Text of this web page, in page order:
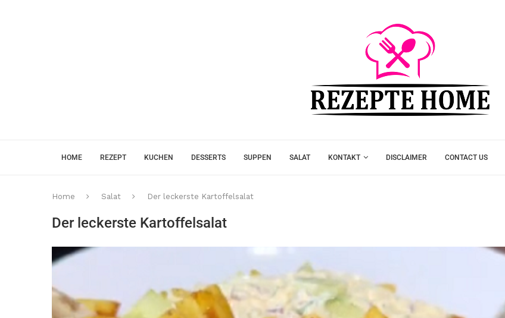
HOME REZEPT KUCHEN DESSERTS SUPPEN SALAT KONTAKT DISCLAIMER CONTACT US
Home Salat Der leckerste Kartoffelsalat
Der leckerste Kartoffelsalat